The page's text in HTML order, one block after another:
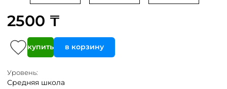
2500 ₸
купить в корзину
Уровень:
Средняя школа